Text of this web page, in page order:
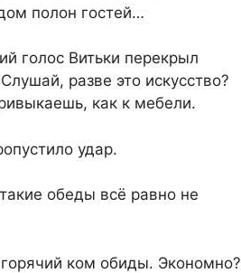
полон гостей…
голос Витьки перекрыл
разве это искусство?
как к мебели.
удар.
обеды всё равно не
ком обиды. Экономно?